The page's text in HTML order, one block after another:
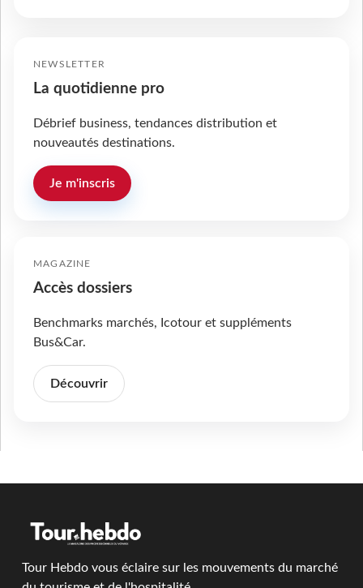
NEWSLETTER
La quotidienne pro
Débrief business, tendances distribution et
nouveautés destinations.
Je m'inscris
MAGAZINE
Accès dossiers
Benchmarks marchés, Icotour et suppléments
Bus&Car.
Découvrir
Tour Hebdo vous éclaire sur les mouvements du marché